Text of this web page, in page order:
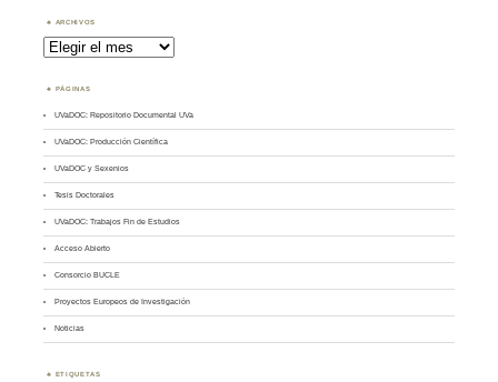
ARCHIVOS
Archivos
PÁGINAS
UVaDOC: Repositorio Documental UVa
UVaDOC: Producción Científica
UVaDOC y Sexenios
Tesis Doctorales
UVaDOC: Trabajos Fin de Estudios
Acceso Abierto
Consorcio BUCLE
Proyectos Europeos de Investigación
Noticias
ETIQUETAS